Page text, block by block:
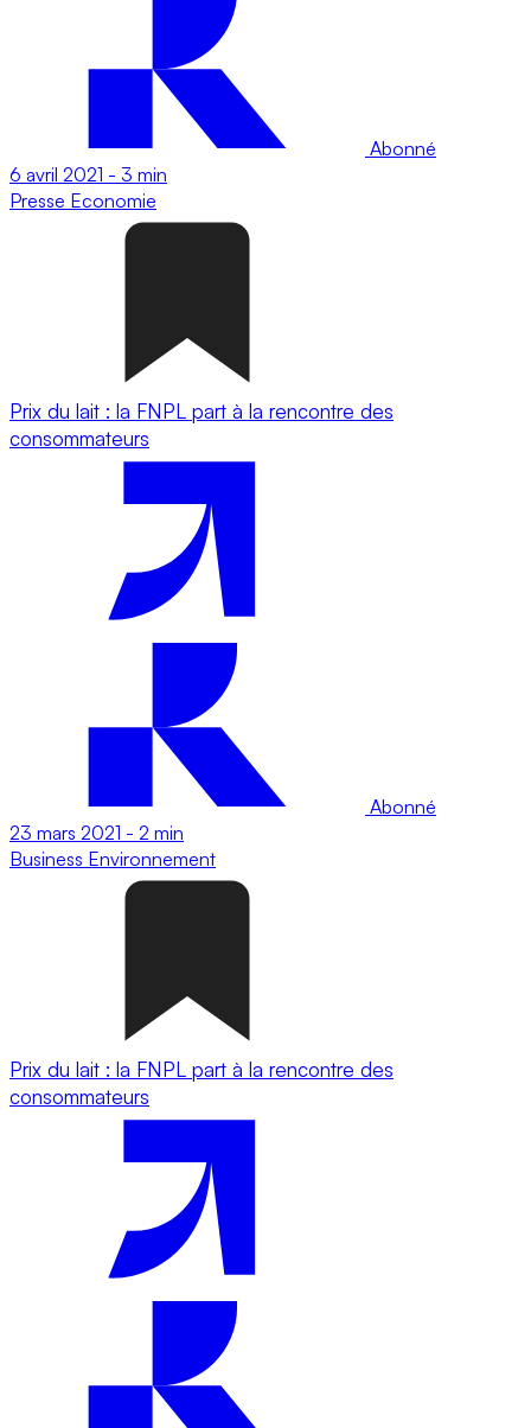
Abonné
6 avril 2021 - 3 min
Presse Economie
Prix du lait : la FNPL part à la rencontre des
consommateurs
Abonné
23 mars 2021 - 2 min
Business Environnement
Prix du lait : la FNPL part à la rencontre des
consommateurs